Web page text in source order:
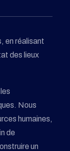
en réalisant
des lieux
Nous
humaines,
de
un